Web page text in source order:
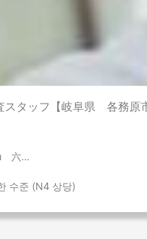
スタッフ【岐阜県 各務原
岐阜県
수준 (N4 상당)